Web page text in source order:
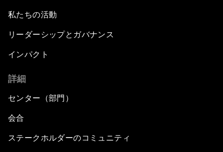
私たちの活動
リーダーシップとガバナンス
インパクト
詳細
センター（部門）
会合
ステークホルダーのコミュニティ